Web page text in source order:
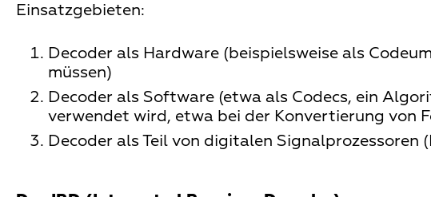
Einsatzgebieten:
Decoder als Hardware (beispielsweise als
müssen)
Decoder als Software (etwa als Codecs, ein
verwendet wird, etwa bei der Konvertierung von
Decoder als Teil von digitalen Signalprozessoren